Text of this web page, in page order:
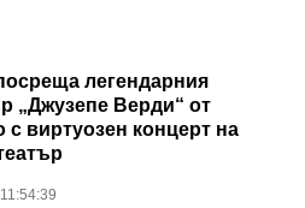
легендарния
„Джузепе Верди“ от
с виртуозен концерт на